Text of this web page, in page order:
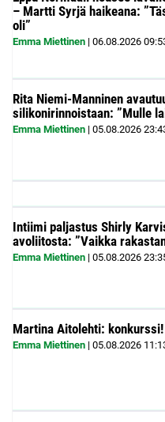
– Martti Syrjä haikeana:
oli”
Emma Miettinen | 06.08.2026
Rita Niemi-Manninen
silikonirinnoistaan: ”Mulle
Emma Miettinen | 05.08.2026
Intiimi paljastus Shirly
avoliitosta: ”Vaikka
Emma Miettinen | 05.08.2026
Martina Aitolehti: konkurssi!
Emma Miettinen | 05.08.2026